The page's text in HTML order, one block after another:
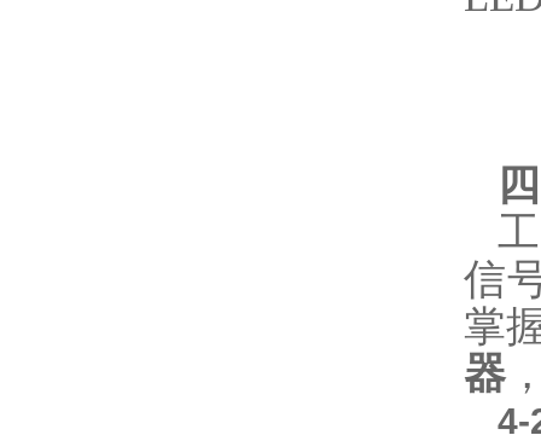
信
掌
器
4-